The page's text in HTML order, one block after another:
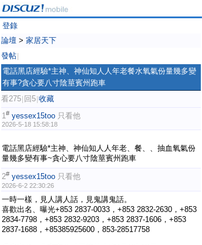
登錄
論壇 > 家居天下
發帖
電話黑店經驗*主神、神仙知人人年老餐水氧氣份量幾多變
有事?貪心要八寸陰莖賓州跑車
看275 回5 收藏
1# yessex15too 只看他
2026-5-18 15:58:18
電話黑店經驗*主神、神仙知人人年老、餐、、抽血氧氣份
量幾多變有事~貪心要八寸陰莖賓州跑車
2# yessex15too 只看他
2026-6-2 22:30:26
一時一樣，見人講人話，見鬼講鬼話。
喜歡出名、曝光+853 2837-0033，+853 2832-2630，+853
2834-7798，+853 2832-9203，+853 2837-1606，+853
2837-1688，+85385925600，853-28517758